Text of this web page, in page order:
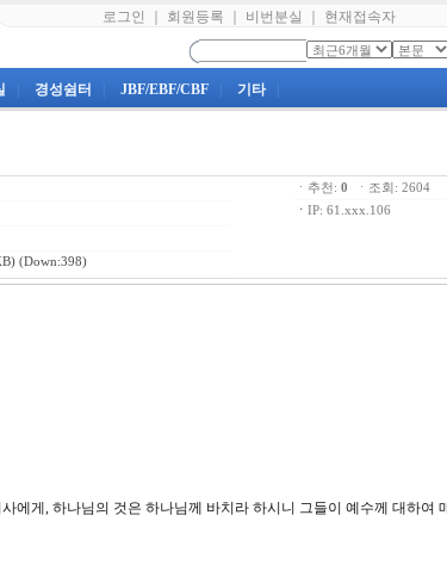
로그인 회원등록 비번분실 현재접속자
경성쉼터 JBF/EBF/CBF 기타
(Down:398)
ㆍ추천: 0 ㆍ조회: 2604
ㆍ IP: 61.xxx.106
에게, 하나님의 것은 하나님께 바치라 하시니 그들이 예수께 대하여